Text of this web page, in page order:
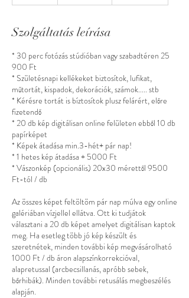
r
Szolgáltatás leírása
* 30 perc fotózás stúdióban vagy szabadtéren 25
900 Ft
* Születésnapi kellékeket biztosítok, lufikat,
műtortát, kispadok, dekorációk, számok..... stb
* Kérésre tortát is bíztosítok plusz felárért, előre
fizetendő
* 20 db kép digitálisan online felületen ebből 10 db
papírképet
* Képek átadása min.3-hét+ pár nap!
* 1 hetes kép átadása + 5000 Ft
* Vászonkép (opcionális) 20x30 mérettől 9500
Ft-tól / db
Az összes képet feltöltöm pár nap múlva egy online
galériában vízjellel ellátva. Ott ki tudjátok
választani a 20 db képet amelyet digitálisan kaptok
meg. Ha esetleg több jó kép készült és
szeretnétek, minden további kép megvásárolható
1000 Ft / db áron alapszínkorrekcióval,
alapretussal (arcbecsillanás, apróbb sebek,
bőrhibák). Minden további retusálás megbeszélés
alapján.